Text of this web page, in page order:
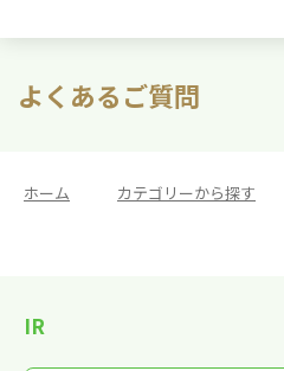
よくあるご質問
ホーム カテゴリーから探す
IR